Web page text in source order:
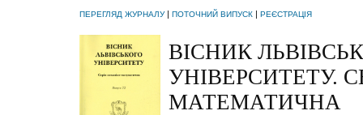
ПЕРЕГЛЯД ЖУРНАЛУ| ПОТОЧНИЙ ВИПУСК | РЕЄСТРАЦІЯ
ВІСНИК
УНІВЕРСИТЕТУ.
МАТЕМАТИЧНА